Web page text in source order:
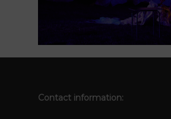
Contact information:
FR
EN